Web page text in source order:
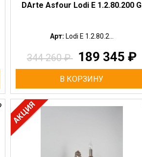
DArte Asfour Lodi E 1.2.80.200 G
Арт: Lodi E 1.2.80.2...
344 260₽ 189 345 ₽
В КОРЗИНУ